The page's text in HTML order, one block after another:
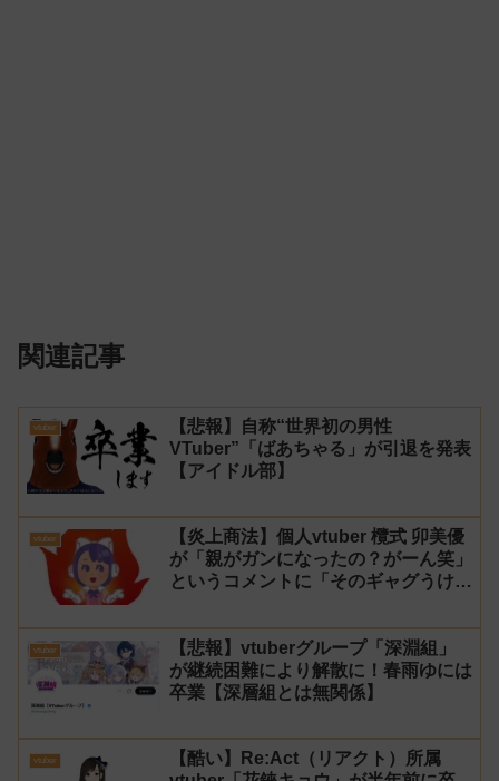
関連記事
vtuber
【悲報】自称“世界初の男性
VTuber”「ばあちゃる」が引退を発表
【アイドル部】
vtuber
【炎上商法】個人vtuber 欖式 卯美優
が「親がガンになったの？がーん笑」
というコメントに「そのギャグうけ
はオススメしないと投稿し叩かれる
vtuber
【悲報】vtuberグループ「深淵組」
が継続困難により解散に！春雨ゆには
卒業【深層組とは無関係】
vtuber
【酷い】Re:Act（リアクト）所属